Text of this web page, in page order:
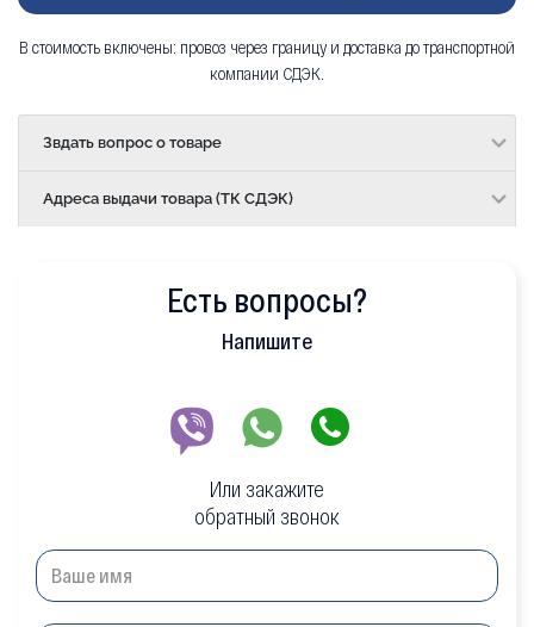
В стоимость включены: провоз через границу и доставка до транспортной
компании СДЭК.
Звдать вопрос о товаре
Адреса выдачи товара (ТК СДЭК)
Есть вопросы?
Напишите
Или закажите
обратный звонок